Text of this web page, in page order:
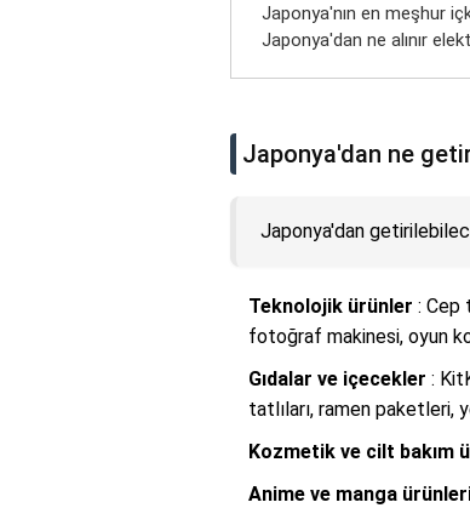
Japonya'nın en meşhur
Japonya'dan ne alınır
Japonya'dan ne
Japonya'dan
Teknolojik ürünler : Cep
fotoğraf makinesi, oyun
Gıdalar ve içecekler :
tatlıları, ramen paketleri,
Kozmetik ve cilt bakım
Anime ve manga